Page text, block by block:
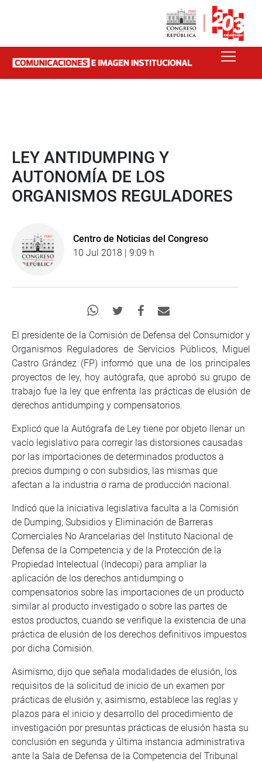
LEY ANTIDUMPING Y
AUTONOMÍA DE LOS
ORGANISMOS REGULADORES
Centro de Noticias del Congreso
10 Jul 2018 | 9:09 h
El presidente de la Comisión de Defensa del Consumidor y
Organismos Reguladores de Servicios Públicos, Miguel
Castro Grández (FP) informó que una de los principales
proyectos de ley, hoy autógrafa, que aprobó su grupo de
trabajo fue la ley que enfrenta las prácticas de elusión de
derechos antidumping y compensatorios.
Explicó que la Autógrafa de Ley tiene por objeto llenar un
vacío legislativo para corregir las distorsiones causadas
por las importaciones de determinados productos a
precios dumping o con subsidios, las mismas que
afectan a la industria o rama de producción nacional.
Indicó que la iniciativa legislativa faculta a la Comisión
de Dumping, Subsidios y Eliminación de Barreras
Comerciales No Arancelarias del Instituto Nacional de
Defensa de la Competencia y de la Protección de la
Propiedad Intelectual (Indecopi) para ampliar la
aplicación de los derechos antidumping o
compensatorios sobre las importaciones de un producto
similar al producto investigado o sobre las partes de
estos productos, cuando se verifique la existencia de una
práctica de elusión de los derechos definitivos impuestos
por dicha Comisión.
Asimismo, dijo que señala modalidades de elusión, los
requisitos de la solicitud de inicio de un examen por
prácticas de elusión y, asimismo, establece las reglas y
plazos para el inicio y desarrollo del procedimiento de
investigación por presuntas prácticas de elusión hasta su
conclusión en segunda y última instancia administrativa
ante la Sala de Defensa de la Competencia del Tribunal